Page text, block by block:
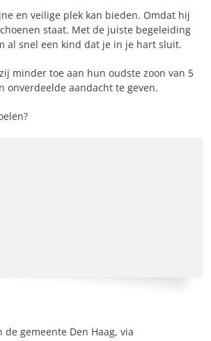
en veilige plek kan bieden. Omdat hij
staat. Met de juiste begeleiding
al snel een kind dat je in je hart sluit.
minder toe aan hun oudste zoon van 5
onverdeelde aandacht te geven.
gemeente Den Haag, via